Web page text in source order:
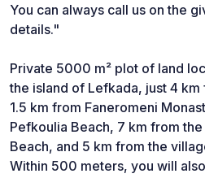
You can always call us on the
details."
Private 5000 m² plot of land
the island of Lefkada, just 4
1.5 km from Faneromeni
Pefkoulia Beach, 7 km from
Beach, and 5 km from the
Within 500 meters, you will